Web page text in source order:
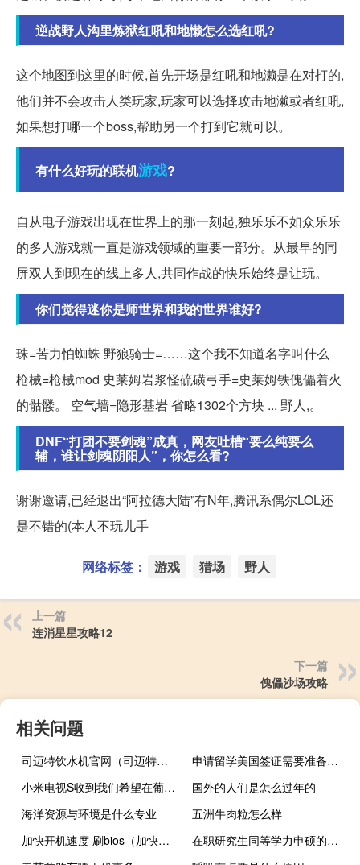
逆战野人沟里炼狱红吼和地懒怎么选红吼?
这个地图到这里的时候,首先开场是红吼和地濑是在对打的,
他们并不会攻击人类玩家,玩家可以选择攻击地濑或者红吼,
如果想打哪一个boss,帮助另一个打到它就可以。
有什么好玩的联机游戏?
自从电子游戏出现在世界上的那一刻起,独乐乐不如众乐乐
的多人游戏就一直是游戏领域的重要一部分。从最早的同
屏双人到现在的线上多人,共同作战的快乐始终是让玩。
你们觉得迷你是师世界和我的世界谁好?
珠=苦力怕蜘蛛 野狼骑士=……这个我不知道名字叫什么
枪械=枪械mod 史莱姆岩浆怪硫磺弓手=史莱姆铁傀儡着火
的骷髅。 空气墙=隐形基岩 省略1302个方块 ... 野人,。
DNF“打团不要剑魂”成真，网友吐槽“要么纯要么
辅，谁让剑魂阴阳人”，你怎么看?
谢谢邀请,已经退出“阿拉德大陆”有N年,腾讯系偶尔LOL还
是不错的(本人不玩儿手
网络标签： 游戏 猎场 野人
上一篇
连消星星攻略12
下一篇
傀儡沙场攻略
相关问题
司迈特饮水机官网（司迈特净水器）
申请留学美国签证需要准备哪些资料
小米电视S收到我们希望在葡萄牙看到的两款新智能电视
国外的人们是怎么过年的
海洋资源与环境是什么专业
五洲牛肉粒怎么样
加快开机速度 刷bios（加快开机速度）
在职研究生同等学力申硕的报名区分